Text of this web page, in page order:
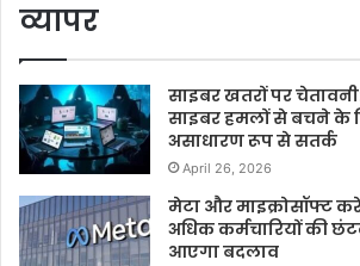
व्यापर
साइबर खतरों पर
साइबर हमलों से बचने के
असाधारण रूप से सतर्क
April 26, 2026
मेटा और माइक्रोसॉफ्ट
अधिक कर्मचारियों की
आएगा बदलाव